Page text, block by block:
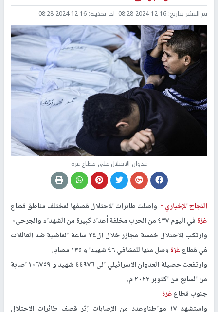
تم النشر بتاريخ: 2024-12-16 08:28 اخر تحديث: 2024-12-16 08:28
عدوان الاحتلال على قطاع غزة
النجاح الإخباري - واصلت طائرات الاحتلال قصفها لمختلف مناطق قطاع
غزةفي اليوم ٤٣٧ من الحرب مخلفة أعداد كبيرة من الشهداء والجرحى٠
وارتكب الاحتلال خمسة مجازر خلال ال٢٤ ساعة الماضية ضد العائلات
في قطاعغزةوصل منها للمشافي ٤٦ شهيدا و ١٣٥ مصابا.
وارتفعت حصيلة العدوان الاسرائيلي الى ٤٤٩٧٦ شهيد و ١٠٦٧٥٩ اصابة
من السابع من اكتوبر ٢٠٢٣ م.
جنوب قطاعغزة
واستشهد ١٧ مواطناوعدد من الإصابات إثر قصف طائرات الاحتلال